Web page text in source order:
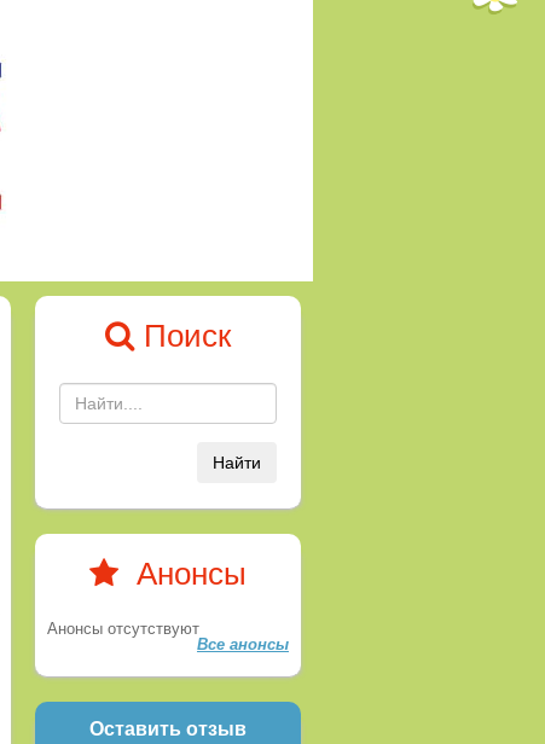
Поиск
Найти
Анонсы
Анонсы отсутствуют
Все анонсы
Оставить отзыв